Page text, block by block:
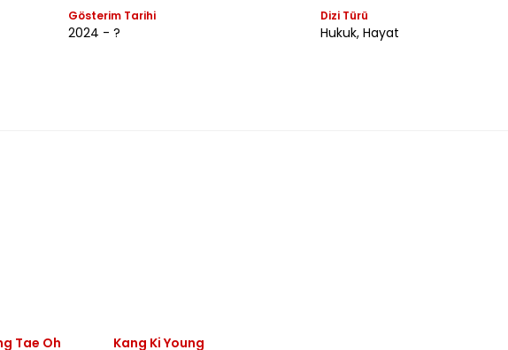
Gösterim Tarihi
2024 - ?
Dizi Türü
Hukuk, Hayat
Tae Oh Kang Ki Young